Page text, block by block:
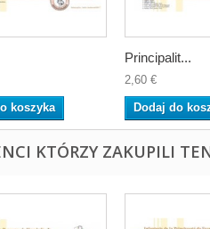
koszyka
Principalit...
2,60 €
Dodaj do
KTÓRZY ZAKUPILI